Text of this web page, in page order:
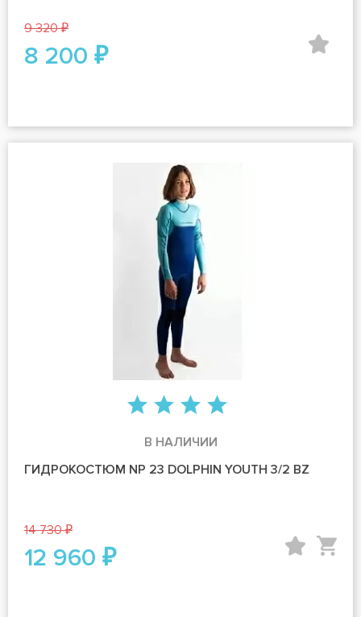
9 320 ₽
8 200 ₽
В НАЛИЧИИ
ГИДРОКОСТЮМ NP 23 DOLPHIN YOUTH 3/2 BZ
14 730 ₽
12 960 ₽